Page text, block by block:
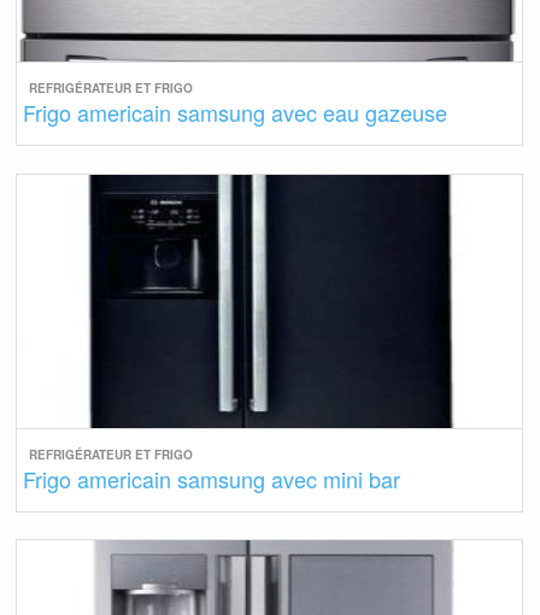
REFRIGÉRATEUR ET FRIGO
Frigo americain samsung avec eau gazeuse
REFRIGÉRATEUR ET FRIGO
Frigo americain samsung avec mini bar